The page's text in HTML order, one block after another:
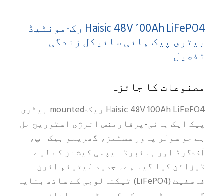
Life
مقدار
Haisic 48V 100Ah LiFePO4 رک-مونٹیڈ
بیٹری پیک ہائی سائیکل زندگی
تفصیل
مصنوعات کا جائزہ
Haisic 48V 100Ah LiFePO4 ریک-mounted بیٹری
پیک ایک ہائی-پرفارمنس انرژی اسٹوریج حل
ہے جو سولر پاور سسٹمز، گھریلو بیک اپ،
آف-گرڈ اور ہائبرڈ ایپلی کیشنز کے لیے
ڈیزائن کیا گیا ہے۔ جدید لیتیئم آئرن
فاسفیٹ (LiFePO4) ٹیکنالوجی کے ساتھ بنایا